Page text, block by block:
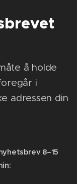
å holde
i
adressen din
8–15